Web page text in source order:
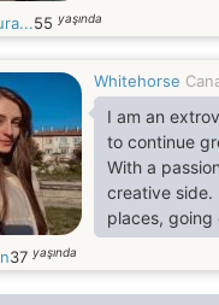
55 yaşında
Whitehorse
I am an
to continue
With a
creative side.
places, going
and
botanical
37 yaşında